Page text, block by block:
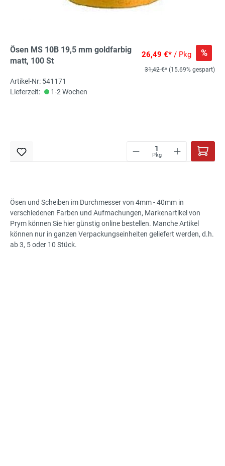
Ösen MS 10B 19,5 mm goldfarbig
matt, 100 St
26,49 €* / Pkg %
31,42 €* (15.69% gespart)
Artikel-Nr: 541171
Lieferzeit:
1-2 Wochen
Pkg
Ösen und Scheiben im Durchmesser von 4mm - 40mm in
verschiedenen Farben und Aufmachungen, Markenartikel von
Prym können Sie hier günstig online bestellen. Manche Artikel
können nur in ganzen Verpackungseinheiten geliefert werden, d.h.
ab 3, 5 oder 10 Stück.